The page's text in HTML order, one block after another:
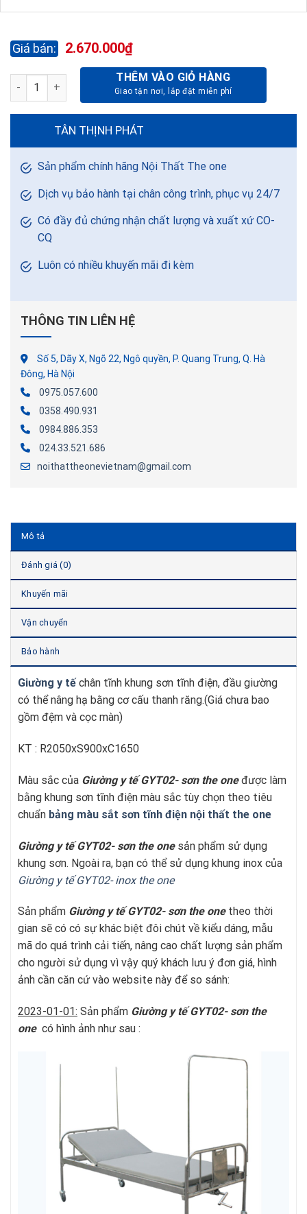
2.670.000₫
GIƯỜNG Y TẾ GYT02 - SƠN số lượngTHÊM VÀO GIỎ HÀNG
TÂN THỊNH PHÁT
Sản phẩm chính hãng Nội Thất The one
Dịch vụ bảo hành tại chân công trình, phục vụ 24/7
Có đầy đủ chứng nhận chất lượng và xuất xứ CO-
CQ
Luôn có nhiều khuyến mãi đi kèm
THÔNG TIN LIÊN HỆ
Số 5, Dãy X, Ngõ 22, Ngô quyền, P. Quang Trung, Q. Hà
Đông, Hà Nội
0975.057.600
0358.490.931
0984.886.353
024.33.521.686
noithattheonevietnam@gmail.com
Mô tả
Đánh giá (0)
Khuyến mãi
Vận chuyển
Bảo hành
Giường y tế chân tĩnh khung sơn tĩnh điện, đầu giường
có thể nâng hạ bằng cơ cấu thanh răng.(Giá chưa bao
gồm đệm và cọc màn)
KT : R2050xS900xC1650
Màu sắc của Giường y tế GYT02- sơn the oneđược làm
bằng khung sơn tĩnh điện màu sắc tùy chọn theo tiêu
chuẩn bảng màu sắt sơn tĩnh điện nội thất the one
Giường y tế GYT02- sơn the one sản phẩm sử dụng
khung sơn. Ngoài ra, bạn có thể sử dụng khung inox của
Giường y tế GYT02- inox the one
Sản phẩm Giường y tế GYT02- sơn the onetheo thời
gian sẽ có có sự khác biệt đôi chút về kiểu dáng, mẫu
mã do quá trình cải tiến, nâng cao chất lượng sản phẩm
cho người sử dụng vì vậy quý khách lưu ý đơn giá, hình
ảnh cần căn cứ vào website này để so sánh:
2023-01-01: Sản phẩm Giường y tế GYT02- sơn the
onecó hình ảnh như sau :